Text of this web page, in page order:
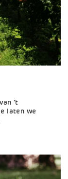
‘t
laten we